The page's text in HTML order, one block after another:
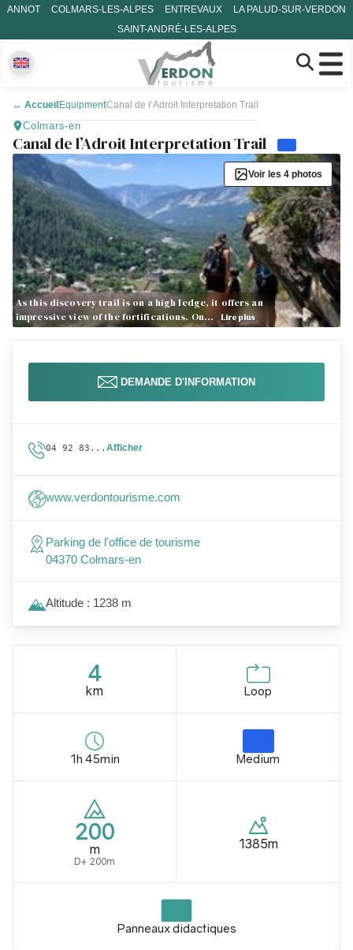
ANNOT COLMARS-LES-ALPES ENTREVAUX
LA PALUD-SUR-VERDON
SAINT-ANDRÉ-LES-ALPES
← Accueil EquipmentCanal de l’Adroit Interpretation Trail
Colmars-en
Canal de l’Adroit Interpretation Trail
As this discovery trail is on a high ledge, it offers an
impressive view of the fortifications. On…
Lire plus
Voir les 4 photos
4
km Loop
1h 45min Medium
200
m
D+ 200m
1385m
Panneaux didactiques
DEMANDE D'INFORMATION
04 92 83... Afficher
www.verdontourisme.com
Parking de l'office de tourisme
04370 Colmars-en
Altitude : 1238 m